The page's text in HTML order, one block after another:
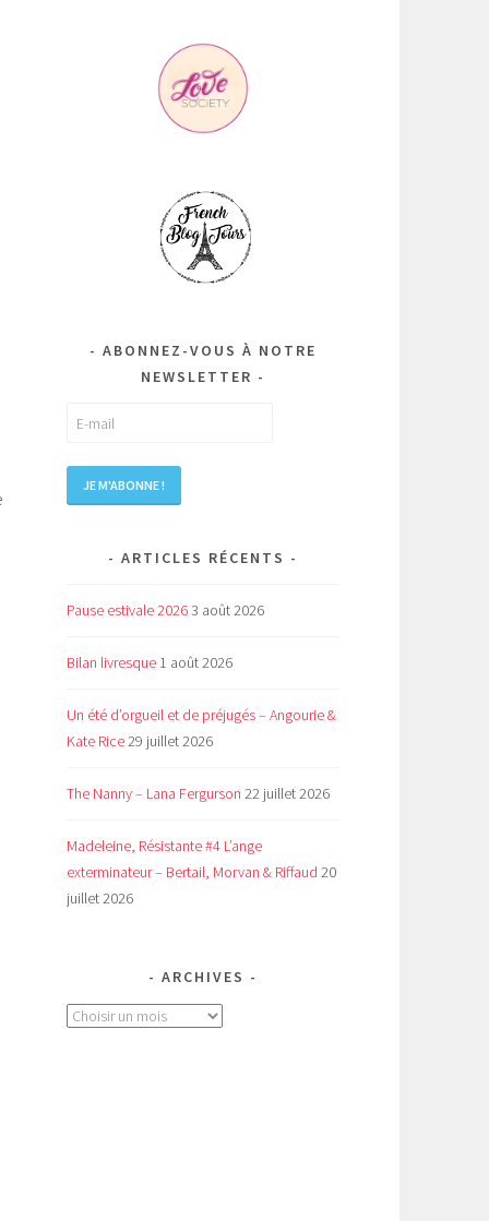
ABONNEZ-VOUS À NOTRE
NEWSLETTER
ARTICLES RÉCENTS
Pause estivale 20263 août 2026
Bilan livresque 1 août 2026
Un été d’orgueil et de préjugés – Angourie &
Kate Rice29 juillet 2026
The Nanny – Lana Fergurson 22 juillet 2026
Madeleine, Résistante #4 L’ange
exterminateur – Bertail, Morvan & Riffaud 20
juillet 2026
ARCHIVES
Archives